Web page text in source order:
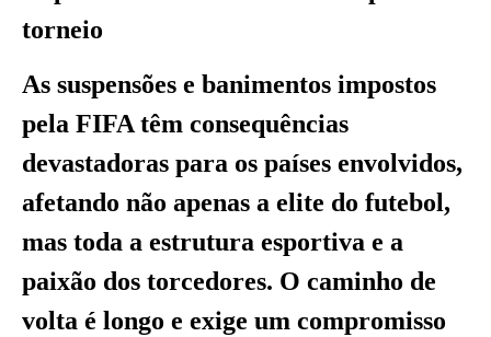
torneio
As suspensões e banimentos impostos
pela FIFA têm consequências
devastadoras para os países envolvidos,
afetando não apenas a elite do futebol,
mas toda a estrutura esportiva e a
paixão dos torcedores. O caminho de
volta é longo e exige um compromisso